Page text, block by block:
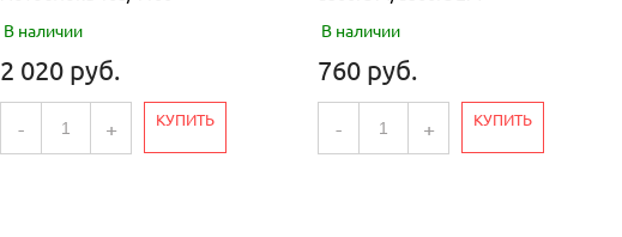
В наличии
2 020 руб.
- + КУПИТЬ
В наличии
760 руб.
- + КУПИТЬ